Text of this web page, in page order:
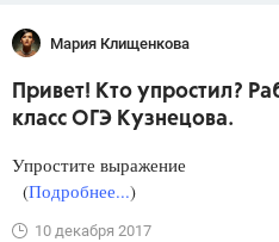
Мария Клищенкова
Привет! Кто упростил?
класс ОГЭ Кузнецова.
Упростите выражение
(Подробнее...)
10 декабря 2017